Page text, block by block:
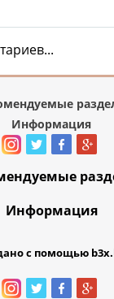
Информация
Информация
с помощью